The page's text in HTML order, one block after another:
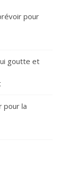
pour
goutte et
pour la